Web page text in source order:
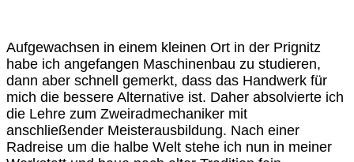
Aufgewachsen in einem kleinen Ort in der Prignitz
habe ich angefangen Maschinenbau zu studieren,
dann aber schnell gemerkt, dass das Handwerk für
mich die bessere Alternative ist. Daher absolvierte ich
die Lehre zum Zweiradmechaniker mit
anschließender Meisterausbildung. Nach einer
Radreise um die halbe Welt stehe ich nun in meiner